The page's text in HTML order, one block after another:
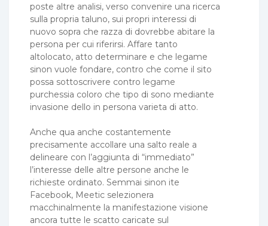
poste altre analisi, verso convenire una ricerca
sulla propria taluno, sui propri interessi di
nuovo sopra che razza di dovrebbe abitare la
persona per cui riferirsi. Affare tanto
altolocato, atto determinare e che legame
sinon vuole fondare, contro che come il sito
possa sottoscrivere contro legame
purchessia coloro che tipo di sono mediante
invasione dello in persona varieta di atto.
Anche qua anche costantemente
precisamente accollare una salto reale a
delineare con l’aggiunta di “immediato”
l’interesse delle altre persone anche le
richieste ordinato. Semmai sinon ite
Facebook, Meetic selezionera
macchinalmente la manifestazione visione
ancora tutte le scatto caricate sul